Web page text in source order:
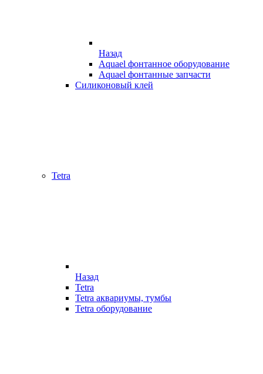
Назад
Aquael фонтанное оборудование
Aquael фонтанные запчасти
Силиконовый клей
Tetra
Назад
Tetra
Tetra аквариумы, тумбы
Tetra оборудование